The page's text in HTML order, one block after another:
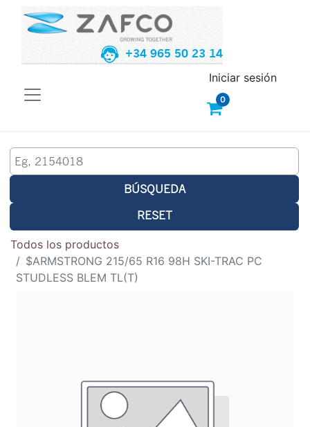
+34 965 50 23 14
0
Iniciar sesión
BÚSQUEDA
RESET
Todos los productos
$ARMSTRONG 215/65 R16 98H SKI-TRAC PC
STUDLESS BLEM TL(T)